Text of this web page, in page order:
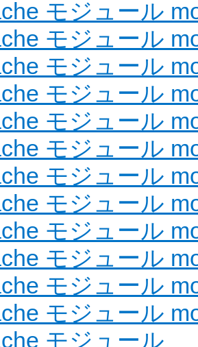
モジュール
モジュール
モジュール
モジュール
モジュール
モジュール
モジュール
モジュール
モジュール
モジュール
モジュール
モジュール
モジュール